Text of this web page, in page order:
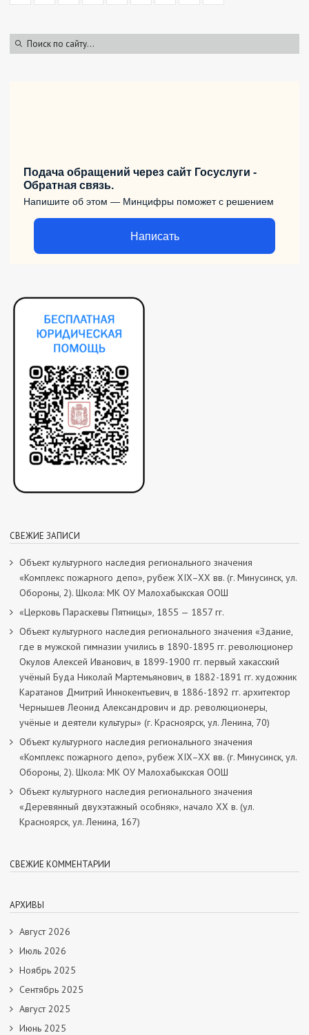
Подача обращений через сайт Госуслуги -
Обратная связь.
Напишите об этом — Минцифры поможет с решением
Написать
СВЕЖИЕ ЗАПИСИ
Объект культурного наследия регионального значения
«Комплекс пожарного депо», рубеж XIX–XX вв. (г. Минусинск, ул.
Обороны, 2). Школа: МК ОУ Малохабыкская ООШ
«Церковь Параскевы Пятницы», 1855 — 1857 гг.
Объект культурного наследия регионального значения «Здание,
где в мужской гимназии учились в 1890-1895 гг. революционер
Окулов Алексей Иванович, в 1899-1900 гг. первый хакасский
учёный Буда Николай Мартемьянович, в 1882-1891 гг. художник
Каратанов Дмитрий Иннокентьевич, в 1886-1892 гг. архитектор
Чернышев Леонид Александрович и др. революционеры,
учёные и деятели культуры» (г. Красноярск, ул. Ленина, 70)
Объект культурного наследия регионального значения
«Комплекс пожарного депо», рубеж XIX–XX вв. (г. Минусинск, ул.
Обороны, 2). Школа: МК ОУ Малохабыкская ООШ
Объект культурного наследия регионального значения
«Деревянный двухэтажный особняк», начало ХХ в. (ул.
Красноярск, ул. Ленина, 167)
СВЕЖИЕ КОММЕНТАРИИ
АРХИВЫ
Август 2026
Июль 2026
Ноябрь 2025
Сентябрь 2025
Август 2025
Июнь 2025